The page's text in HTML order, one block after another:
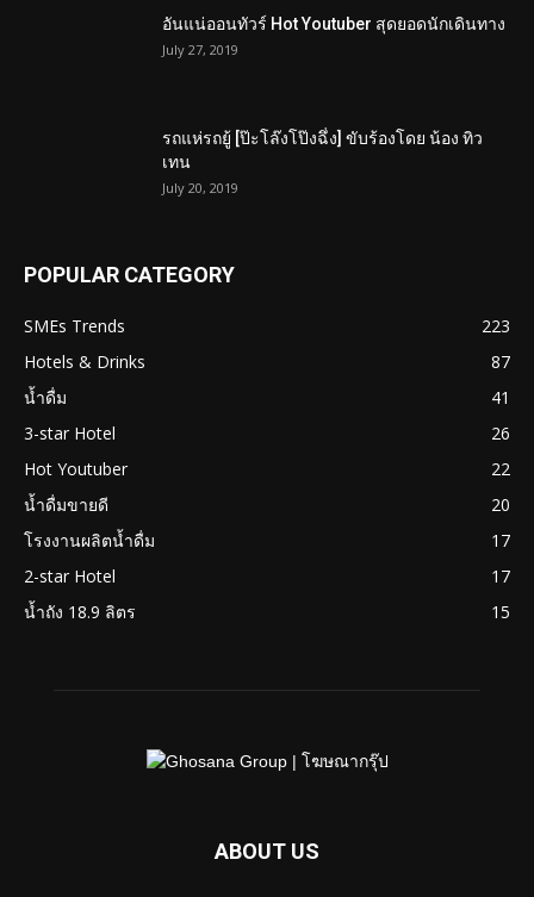
อันแน่ออนทัวร์ Hot Youtuber สุดยอดนักเดินทาง
July 27, 2019
รถแห่รถยู้ [ป๊ะโล๊งโป๊งฉึ่ง] ขับร้องโดย น้อง ทิว
เทน
July 20, 2019
POPULAR CATEGORY
SMEs Trends
223
Hotels & Drinks
87
น้ำดื่ม
41
3-star Hotel
26
Hot Youtuber
22
น้ำดื่มขายดี
20
โรงงานผลิตน้ำดื่ม
17
2-star Hotel
17
น้ำถัง 18.9 ลิตร
15
ABOUT US